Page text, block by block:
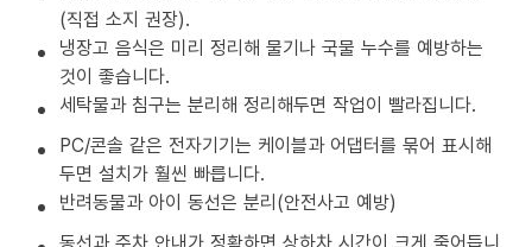
(직접 소지 권장).
냉장고 음식은 미리 정리해 물기나 국물 누수를 예방하는
것이 좋습니다.
세탁물과 침구는 분리해 정리해두면 작업이 빨라집니다.
PC/콘솔 같은 전자기기는 케이블과 어댑터를 묶어 표시해
두면 설치가 훨씬 빠릅니다.
반려동물과 아이 동선은 분리(안전사고 예방)